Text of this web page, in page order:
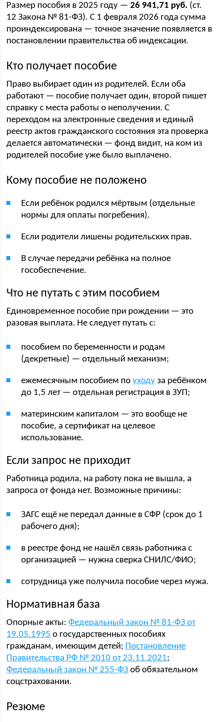
Размер пособия в 2025 году —26 941,71 руб. (ст.
12 Закона № 81-ФЗ). С 1 февраля 2026 года сумма
проиндексирована — точное значение появляется в
постановлении правительства об индексации.
Кто получает пособие
Право выбирает один из родителей. Если оба
работают — пособие получает один, второй пишет
справку с места работы о неполучении. С
переходом на электронные сведения и единый
реестр актов гражданского состояния эта проверка
делается автоматически — фонд видит, на ком из
родителей пособие уже было выплачено.
Кому пособие не положено
Если ребёнок родился мёртвым (отдельные
нормы для оплаты погребения).
Если родители лишены родительских прав.
В случае передачи ребёнка на полное
гособеспечение.
Что не путать с этим пособием
Единовременное пособие при рождении — это
разовая выплата. Не следует путать с:
пособием по беременности и родам
(декретные) — отдельный механизм;
ежемесячным пособием поуходу за ребёнком
до 1,5 лет — отдельная регистрация в ЗУП;
материнским капиталом — это вообще не
пособие, а сертификат на целевое
использование.
Если запрос не приходит
Работница родила, на работу пока не вышла, а
запроса от фонда нет. Возможные причины:
ЗАГС ещё не передал данные в СФР (срок до 1
рабочего дня);
в реестре фонд не нашёл связь работника с
организацией — нужна сверка СНИЛС/ФИО;
сотрудница уже получила пособие через мужа.
Нормативная база
Опорные акты:Федеральный закон № 81-ФЗ от
19.05.1995 о государственных пособиях
гражданам, имеющим детей; Постановление
Правительства РФ № 2010 от 23.11.2021;
Федеральный закон № 255-ФЗ об обязательном
соцстраховании.
Резюме